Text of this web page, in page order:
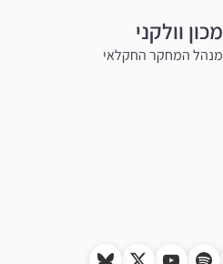
מכון וולקני
מנהל המחקר החקלאי